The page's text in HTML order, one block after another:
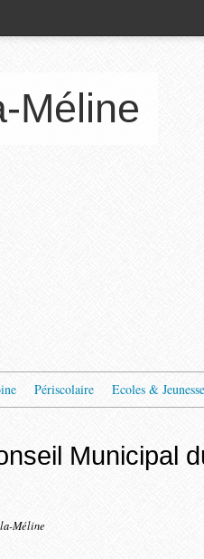
Méline
Périscolaire Ecoles & Jeunesse
Municipal
Méline